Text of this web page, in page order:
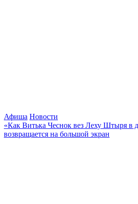
Афиша Новости
«Как Витька Чеснок вез Леху Штыря в
возвращается на большой экран